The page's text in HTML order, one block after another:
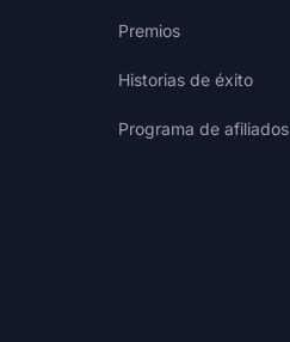
Premios
Historias de éxito
Programa de afiliados